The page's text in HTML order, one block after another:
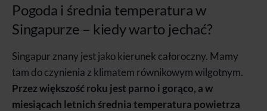
Pogoda i średnia temperatura w
Singapurze – kiedy warto jechać?
Singapur znany jest jako kierunek całoroczny. Mamy
tam do czynienia z klimatem równikowym wilgotnym.
Przez większość roku jest parno i gorąco, a w
miesiącach letnich średnia temperatura powietrza